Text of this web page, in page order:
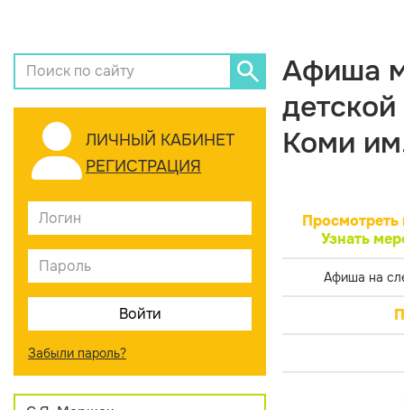
ЛИЧНЫЙ КАБИНЕТ
РЕГИСТРАЦИЯ
Забыли пароль?
Афиша
Коми
Просмотреть
Узнать
Афиша на